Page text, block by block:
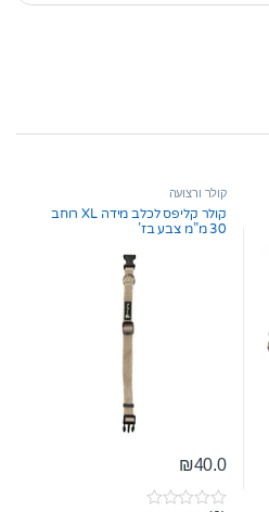
קולר ורצועה
קולר קליפס לכלב מידה XL רוחב
30 מ”מ צבע בז’
₪40.0